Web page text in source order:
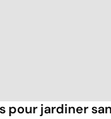
pour jardiner